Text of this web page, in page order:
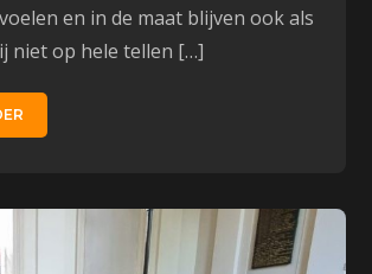
en in de maat blijven ook als
niet op hele tellen […]